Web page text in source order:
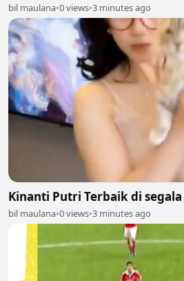
bil maulana•0 views•3 minutes ago
Kinanti Putri Terbaik di
bil maulana•0 views•3 minutes ago